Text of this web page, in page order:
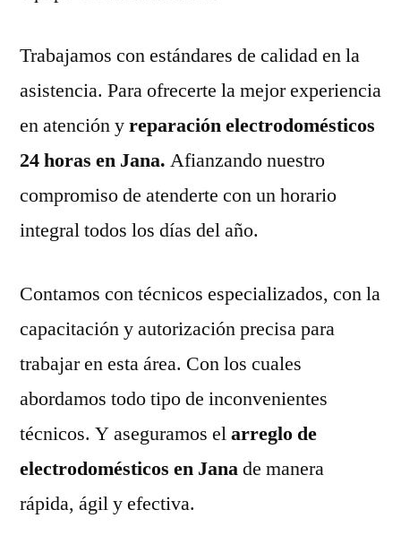
Trabajamos con estándares de calidad en la
asistencia. Para ofrecerte la mejor experiencia
en atención yreparación electrodomésticos
24 horas en Jana. Afianzando nuestro
compromiso de atenderte con un horario
integral todos los días del año.
Contamos con técnicos especializados, con la
capacitación y autorización precisa para
trabajar en esta área. Con los cuales
abordamos todo tipo de inconvenientes
técnicos. Y aseguramos elarreglo de
electrodomésticos en Janade manera
rápida, ágil y efectiva.